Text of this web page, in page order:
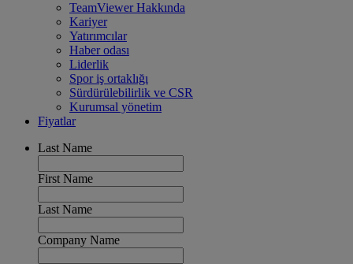
TeamViewer Hakkında
Kariyer
Yatırımcılar
Haber odası
Liderlik
Spor iş ortaklığı
Sürdürülebilirlik ve CSR
Kurumsal yönetim
Fiyatlar
Last Name
First Name
Last Name
Company Name